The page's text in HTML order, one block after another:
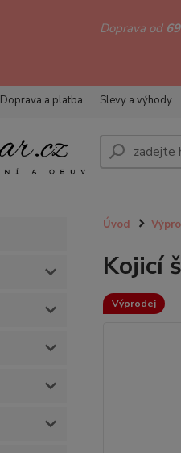
Doprava od
Doprava a platba Slevy a výhody
Úvod
Kojicí
Výprodej